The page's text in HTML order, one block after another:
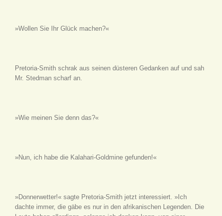
»Wollen Sie Ihr Glück machen?«
Pretoria-Smith schrak aus seinen düsteren Gedanken auf und sah
Mr. Stedman scharf an.
»Wie meinen Sie denn das?«
»Nun, ich habe die Kalahari-Goldmine gefunden!«
»Donnerwetter!« sagte Pretoria-Smith jetzt interessiert. »Ich
dachte immer, die gäbe es nur in den afrikanischen Legenden. Die